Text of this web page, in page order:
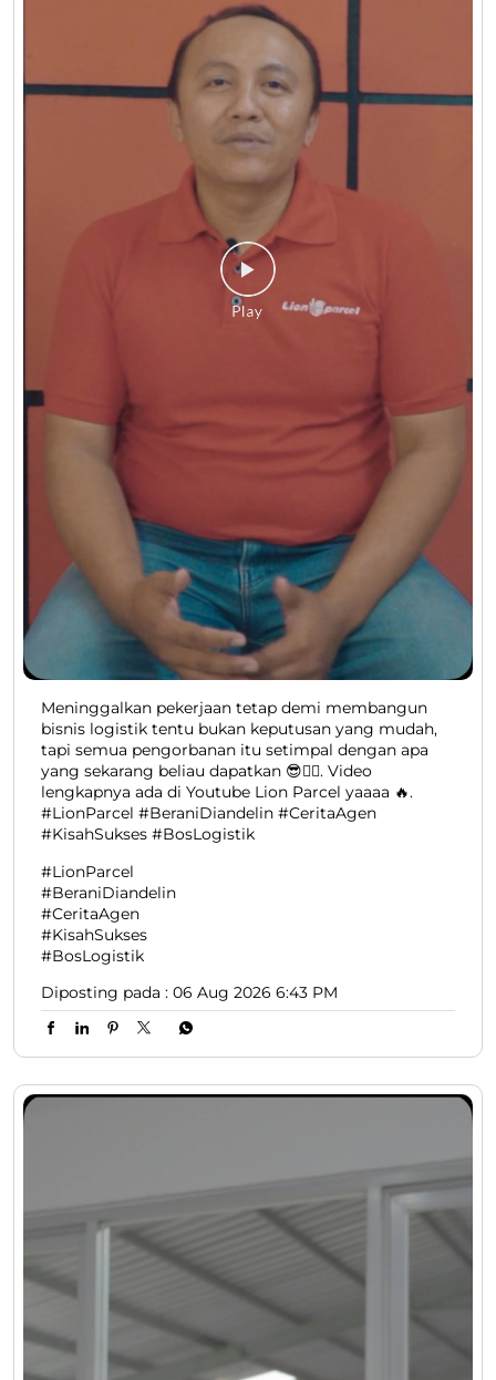
Meninggalkan pekerjaan tetap demi membangun
bisnis logistik tentu bukan keputusan yang mudah,
tapi semua pengorbanan itu setimpal dengan apa
yang sekarang beliau dapatkan 😎👍🏻. Video
lengkapnya ada di Youtube Lion Parcel yaaaa 🔥.
#LionParcel #BeraniDiandelin #CeritaAgen
#KisahSukses #BosLogistik
#LionParcel
#BeraniDiandelin
#CeritaAgen
#KisahSukses
#BosLogistik
Diposting pada : 06 Aug 2026 6:43 PM